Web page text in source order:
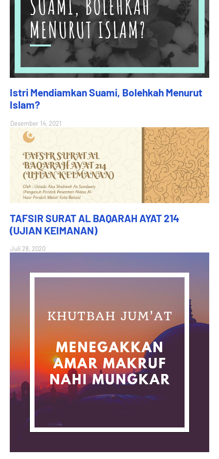
Istri Mendiamkan Suami, Bolehkah Menurut
Islam?
Desember 14, 2021
TAFSIR SURAT AL BAQARAH AYAT 214
(UJIAN KEIMANAN)
Juli 28, 2020